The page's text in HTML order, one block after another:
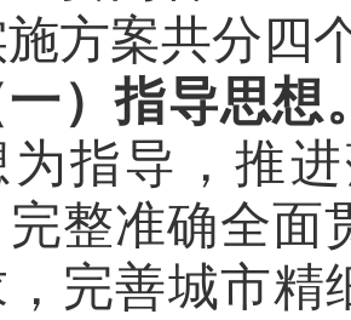
方案共分四
一）指导思想
为指导，推
整准确全面
完善城市精